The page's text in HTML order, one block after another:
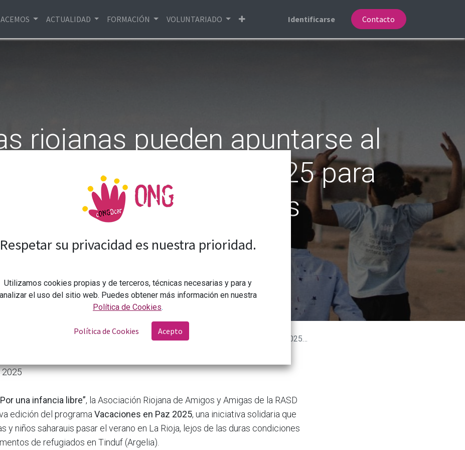
ACTUALIDAD FORMACIÓN VOLUNTARIADO Identificarse Contacto
riojanas pueden apuntarse al
en Paz' 2025 para
a menores saharauis
Las familias riojanas pueden apuntarse al programa 'Vacaciones en Paz' 2025 para acoger a menores saharauis
2025
una infancia libre”, la Asociación Riojana de Amigos y Amigas de la RASD
edición del programa Vacaciones en Paz 2025, una iniciativa solidaria que
y niños saharauis pasar el verano en La Rioja, lejos de las duras condiciones
de refugiados en Tinduf (Argelia).
Respetar su privacidad es nuestra prioridad.
Utilizamos cookies propias y de terceros, técnicas necesarias y para y
analizar el uso del sitio web. Puedes obtener más información en nuestra
Política de Cookies.
Política de Cookies Acepto